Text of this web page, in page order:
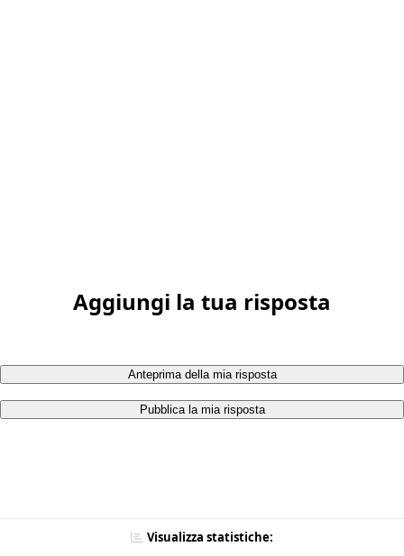
Aggiungi la tua risposta
Anteprima della mia risposta
Pubblica la mia risposta
Visualizza statistiche: